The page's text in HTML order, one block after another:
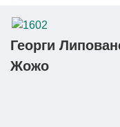
Георги
Жожо